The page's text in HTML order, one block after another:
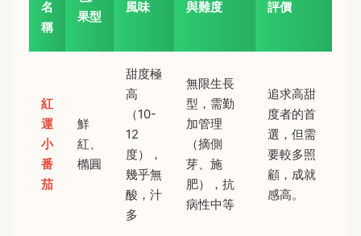
名
稱
果型
風味
與難度
評價
紅
運
小
番
茄
鮮
紅、
橢圓
甜度極
高
（10-
12
度），
幾乎無
酸，汁
多
無限生長
型，需勤
加管理
（摘側
芽、施
肥），抗
病性中等
追求高甜
度者的首
選，但需
要較多照
顧，成就
感高。